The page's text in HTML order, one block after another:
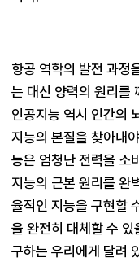
항공 역학의 발전 과정
는 대신 양력의 원리를
인공지능 역시 인간의
지능의 본질을 찾아내
능은 엄청난 전력을 소
지능의 근본 원리를 완
율적인 지능을 구현할
을 완전히 대체할 수
구하는 우리에게 달려